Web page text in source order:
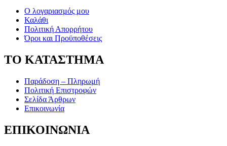
Ο λογαριασμός μου
Καλάθι
Πολιτική Απορρήτου
Όροι και Προϋποθέσεις
ΤΟ ΚΑΤΑΣΤΗΜΑ
Παράδοση – Πληρωμή
Πολιτική Επιστροφών
Σελίδα Άρθρων
Επικοινωνία
ΕΠΙΚΟΙΝΩΝΙΑ